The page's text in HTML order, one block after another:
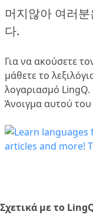
머지않아 여러
다.
Για να ακούσετε
μάθετε το
λογαριασμό LingQ.
Άνοιγμα αυτού
Σχετικά με το